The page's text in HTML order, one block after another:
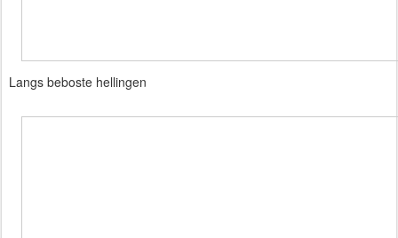
Langs beboste hellingen